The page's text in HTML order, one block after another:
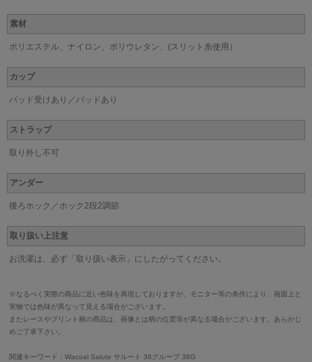
素材
ポリエステル、ナイロン、ポリウレタン、(スリット糸使用）
カップ
パッド受けあり／パッドあり
ストラップ
取り外し不可
アンダー
後ろホック／ホック2段2調節
取り扱い上注意
お洗濯は、必ず「取り扱い表示」にしたがってください。
※なるべく実際の商品に近い色味を再現しておりますが、モニター等の条件により、画面上と
実物では色味が異なって見える場合がございます。
またレースやプリント柄の商品は、画像とは柄の位置等が異なる場合がございます。あらかじ
めご了承下さい。
関連キーワード：Wacoal Salute サルート 38グループ 38G